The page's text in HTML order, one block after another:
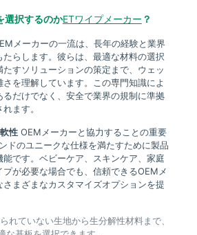
選択するのかETワイプメーカー ？
メーカーの一流は、長年の経験と業界
らします。彼らは、最適な材料の選択
すソリューションの策定まで、ウェッ
さを理解しています。この専門知識によ
るだけでなく、安全で業界の規制に準拠
ます。
性OEMメーカーと協力することの重要
ドのユニークな仕様を満たすために製品
です。ベビーケア、スキンケア、家庭
が必要な場合でも、信頼できるOEMメ
まざまなカスタマイズオプションを提
れていない生地から生分解性材料まで、